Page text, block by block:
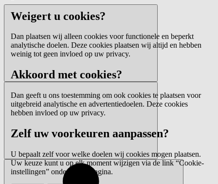
Weigert u cookies?
Dan plaatsen wij alleen cookies voor functionele en beperkt
analytische doelen. Deze cookies plaatsen wij altijd en hebben
weinig tot geen invloed op uw privacy.
Akkoord met cookies?
Dan geeft u ons toestemming om ook cookies te plaatsen voor
uitgebreid analytische en advertentiedoelen. Deze cookies
hebben invloed op uw privacy.
Zelf uw voorkeuren aanpassen?
U bepaalt zelf voor welke doelen wij cookies mogen plaatsen.
Uw keuze kunt u op elk moment wijzigen via de link “Cookie-
instellingen” onderaan de pagina.